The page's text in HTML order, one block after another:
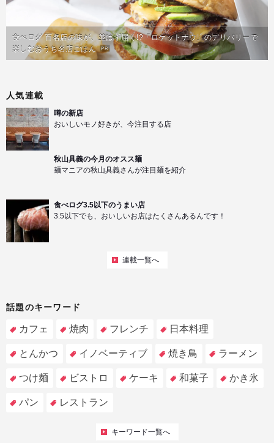
食べログ 百名店の味が、並ばず届く!?「ロケットナウ」のデリバリーで
楽しむおうち名店ごはん PR
人気連載
噂の新店
おいしいモノ好きが、今注目する店
秋山具義の今月のオスス麺
麺マニアの秋山具義さんが注目麺を紹介
食べログ3.5以下のうまい店
3.5以下でも、おいしいお店はたくさんあるんです！
連載一覧へ
話題のキーワード
カフェ 焼肉 フレンチ 日本料理
とんかつ イノベーティブ 焼き鳥 ラーメン
つけ麺 ビストロ ケーキ 和菓子 かき氷
パン レストラン
キーワード一覧へ